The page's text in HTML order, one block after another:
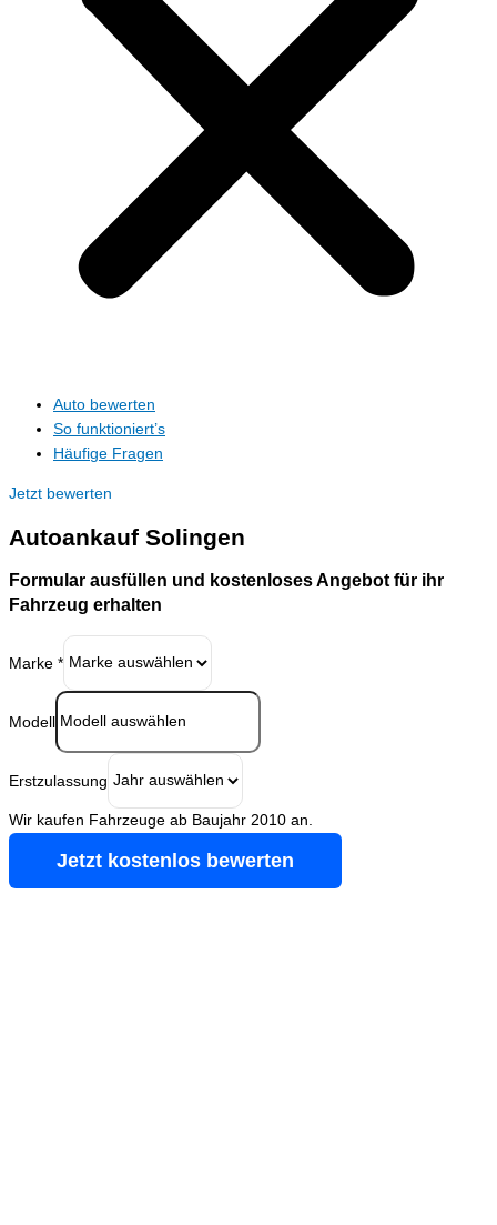
Auto bewerten
So funktioniert’s
Häufige Fragen
Jetzt bewerten
Autoankauf Solingen
Formular ausfüllen und kostenloses Angebot für ihr
Fahrzeug erhalten
Marke *
Modell
Erstzulassung
Wir kaufen Fahrzeuge ab Baujahr 2010 an.
Jetzt kostenlos bewerten